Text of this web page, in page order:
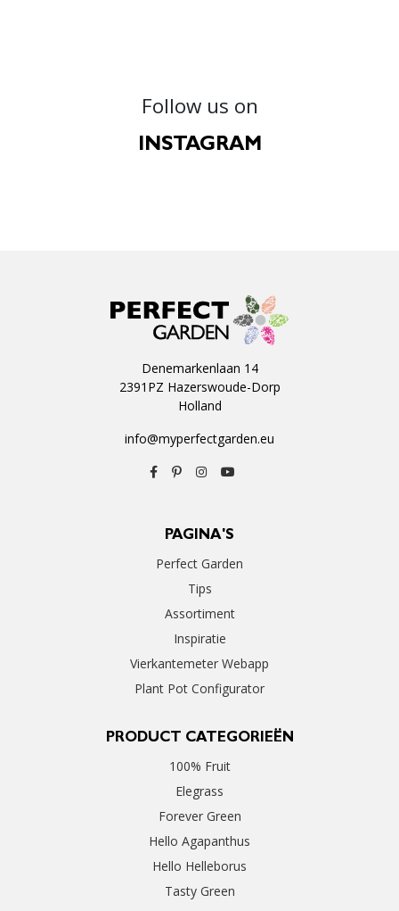
Follow us on
INSTAGRAM
Denemarkenlaan 14
2391PZ Hazerswoude-Dorp
Holland
info@myperfectgarden.eu
PAGINA'S
Perfect Garden
Tips
Assortiment
Inspiratie
Vierkantemeter Webapp
Plant Pot Configurator
PRODUCT CATEGORIEËN
100% Fruit
Elegrass
Forever Green
Hello Agapanthus
Hello Helleborus
Tasty Green